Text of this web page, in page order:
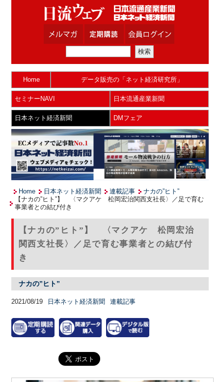
Home データ販売の「ネット経済研究所」
セミナーNAVI 日本流通産業新聞
日本ネット経済新聞 DMフェア
Home 日本ネット経済新聞 連載記事
ナカの”ヒト”
【ナカの”ヒト”】 〈マクアケ 松岡宏治関西支社長〉／足で育む
事業者との結び付き
【ナカの”ヒト”】 〈マクアケ 松岡宏治
関西支社長〉／足で育む事業者との結び付
き
ナカの”ヒト”
2021/08/19 日本ネット経済新聞 連載記事